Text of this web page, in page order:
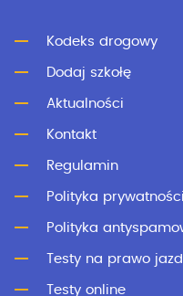
Kodeks drogowy
Dodaj szkołę
Aktualności
Kontakt
Regulamin
Polityka prywatności
Polityka
Testy na prawo
Testy online